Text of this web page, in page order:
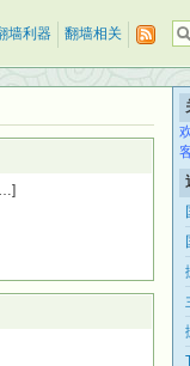
墙利器 翻墙相关